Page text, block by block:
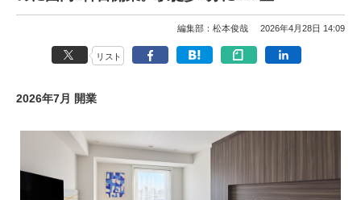
編集部：松本俊哉 2026年4月28日 14:09
リスト
2026年7月 開業